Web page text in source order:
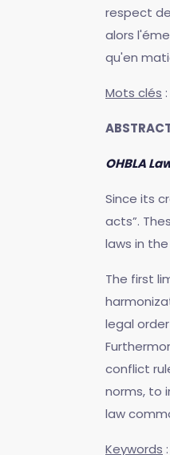
respect
alors
qu'en
Mots clés :
OHBLA
Since its
acts”.
laws in
The first
legal
conflict
norms, to
law
Keywords :